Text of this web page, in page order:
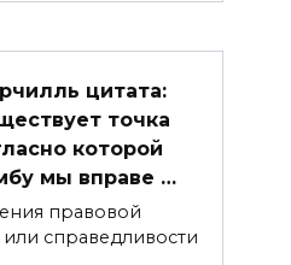
цитата:
точка
которой
мы вправе …
правовой
справедливости